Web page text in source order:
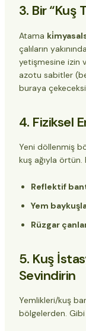
3. Bir “Kuş
Atama
çalıların
yetişmesine izin
azotu sabitler
buraya
4. Fiziksel
Yeni döllenmiş
kuş ağıyla
Reflektif
Yem
Rüzgar
5. Kuş
Sevindirin
Yemlikleri/kuş
bölgelerden.